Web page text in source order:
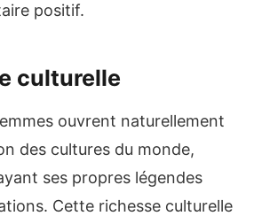
positif.
culturelle
ouvrent naturellement
des cultures du monde,
ses propres légendes
Cette richesse culturelle